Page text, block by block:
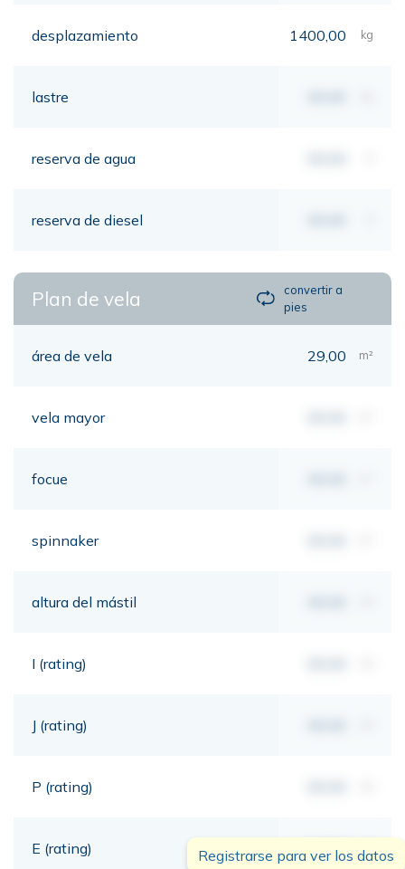
desplazamiento 1400,00 kg
lastre
reserva de agua
reserva de diesel
Plan de vela
convertir a
pies
área de vela 29,00 m²
vela mayor
focue
spinnaker
altura del mástil
I (rating)
J (rating)
P (rating)
E (rating) 00,00 mt
Registrarse para ver los datos